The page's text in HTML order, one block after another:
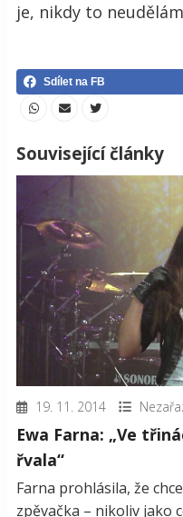
je, nikdy to
Sdílet na FB
Související články
19. 11. 2014
Ewa Farna: „Ve
řvala“
Farna prohlásila, že
zpěvačka – nikoliv jako